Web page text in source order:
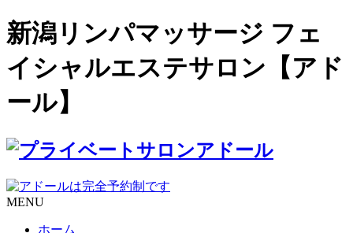
新潟リンパマッサージ フェ
イシャルエステサロン【アド
ール】
MENU
ホーム